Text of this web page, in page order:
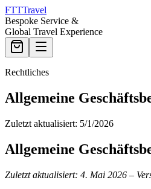
FTTTravel
Bespoke Service &
Global Travel Experience
Rechtliches
Allgemeine
Zuletzt aktualisiert: 5/1/2026
Allgemeine
Zuletzt aktualisiert: 4. Mai 2026 –